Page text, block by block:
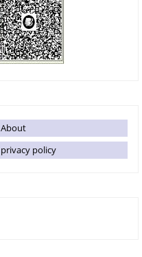
About
privacy policy